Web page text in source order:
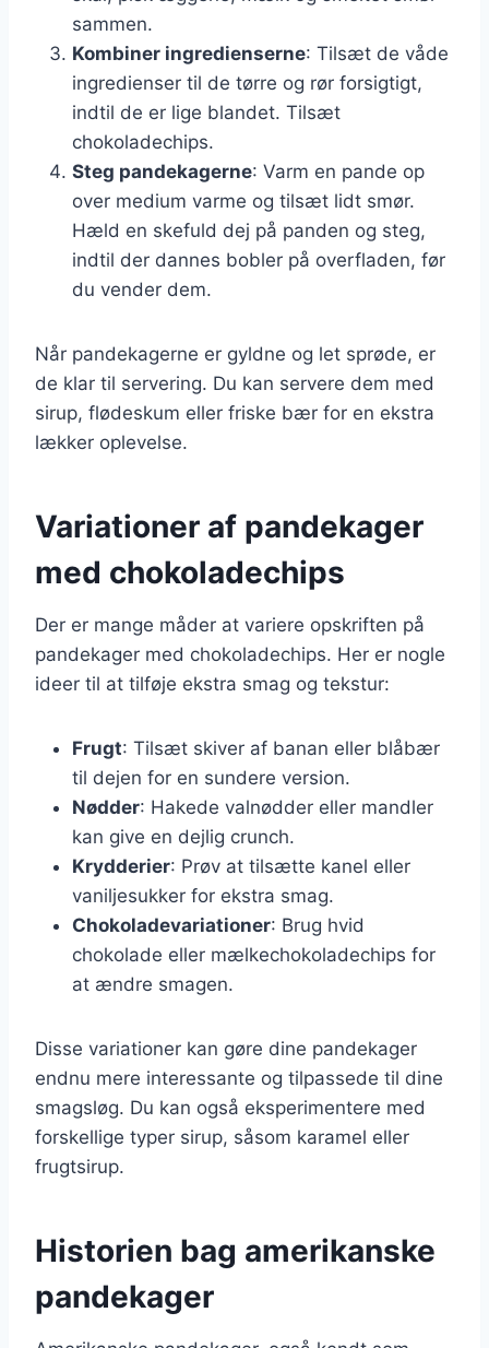
sammen.
Kombiner ingredienserne: Tilsæt de våde
ingredienser til de tørre og rør forsigtigt,
indtil de er lige blandet. Tilsæt
chokoladechips.
Steg pandekagerne: Varm en pande op
over medium varme og tilsæt lidt smør.
Hæld en skefuld dej på panden og steg,
indtil der dannes bobler på overfladen, før
du vender dem.
Når pandekagerne er gyldne og let sprøde, er
de klar til servering. Du kan servere dem med
sirup, flødeskum eller friske bær for en ekstra
lækker oplevelse.
Variationer af pandekager
med chokoladechips
Der er mange måder at variere opskriften på
pandekager med chokoladechips. Her er nogle
ideer til at tilføje ekstra smag og tekstur:
Frugt: Tilsæt skiver af banan eller blåbær
til dejen for en sundere version.
Nødder: Hakede valnødder eller mandler
kan give en dejlig crunch.
Krydderier: Prøv at tilsætte kanel eller
vaniljesukker for ekstra smag.
Chokoladevariationer: Brug hvid
chokolade eller mælkechokoladechips for
at ændre smagen.
Disse variationer kan gøre dine pandekager
endnu mere interessante og tilpassede til dine
smagsløg. Du kan også eksperimentere med
forskellige typer sirup, såsom karamel eller
frugtsirup.
Historien bag amerikanske
pandekager